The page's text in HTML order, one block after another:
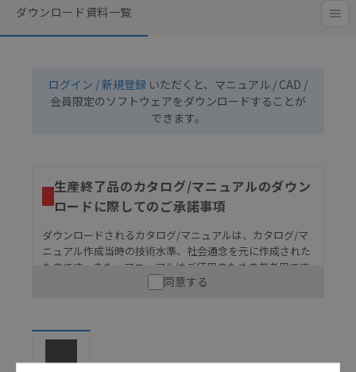
ダウンロード資料一覧
ログイン / 新規登録 いただくと、マニュアル / CAD /
会員限定のソフトウェアをダウンロードすることが
できます。
生産終了品のカタログ/マニュアルのダウン
ロードに際してのご承諾事項
ダウンロードされるカタログ/マニュアルは、カタログ/マ
ニュアル作成当時の技術水準、社会通念を元に作成された
ものです。また、マニュアルはご使用のための参考用です
ので、ご使用にあたっての安全性については十分にご配慮
うな用途に使用される場合には、システム全体として
同意する